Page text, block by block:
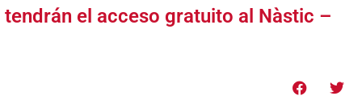
el acceso gratuito al Nàstic –